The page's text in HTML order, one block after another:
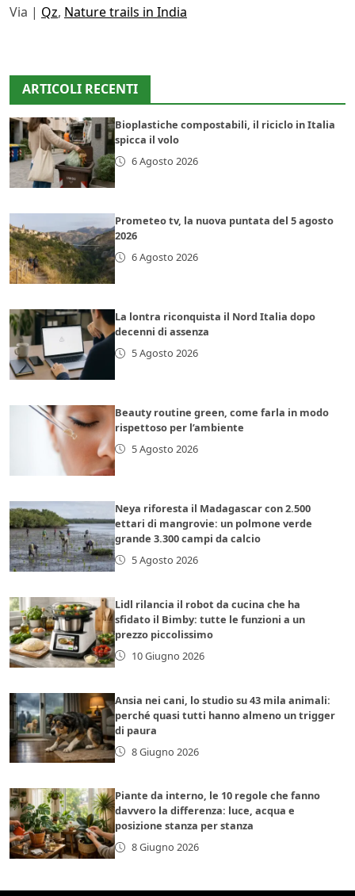
Via | Qz, Nature trails in India
ARTICOLI RECENTI
Bioplastiche compostabili, il riciclo in Italia
spicca il volo
6 Agosto 2026
Prometeo tv, la nuova puntata del 5 agosto
2026
6 Agosto 2026
La lontra riconquista il Nord Italia dopo
decenni di assenza
5 Agosto 2026
Beauty routine green, come farla in modo
rispettoso per l’ambiente
5 Agosto 2026
Neya riforesta il Madagascar con 2.500
ettari di mangrovie: un polmone verde
grande 3.300 campi da calcio
5 Agosto 2026
Lidl rilancia il robot da cucina che ha
sfidato il Bimby: tutte le funzioni a un
prezzo piccolissimo
10 Giugno 2026
Ansia nei cani, lo studio su 43 mila animali:
perché quasi tutti hanno almeno un trigger
di paura
8 Giugno 2026
Piante da interno, le 10 regole che fanno
davvero la differenza: luce, acqua e
posizione stanza per stanza
8 Giugno 2026